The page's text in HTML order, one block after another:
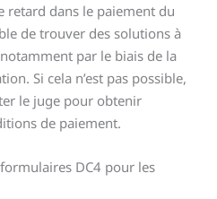
retard dans le paiement du
de trouver des solutions à
par le biais de la
Si cela n’est pas possible,
le juge pour obtenir
de paiement.
DC4 pour les